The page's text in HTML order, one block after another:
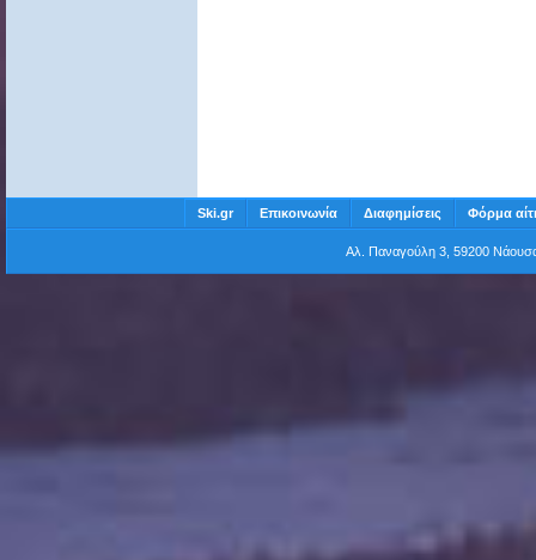
Ski.gr Επικοινωνία Διαφημίσεις Φόρμα
Αλ. Παναγούλη 3, 59200